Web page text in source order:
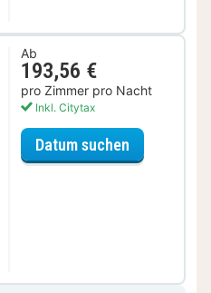
Ab
193,56 €
pro Zimmer pro Nacht
Inkl. Citytax
Datum suchen